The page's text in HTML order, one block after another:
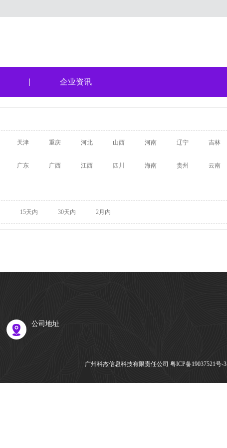
企业资讯
天津 重庆 河北 山西 河南 辽宁 吉林
广东 广西 江西 四川 海南 贵州 云南
15天内 30天内 2月内
公司地址
广州科杰信息科技有限责任公司 粤ICP备19037521号-3